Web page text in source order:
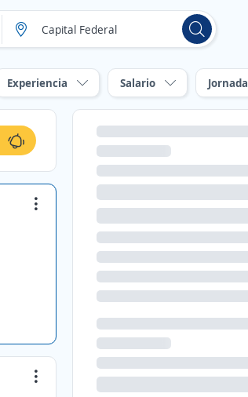
Experiencia Salario Jornada